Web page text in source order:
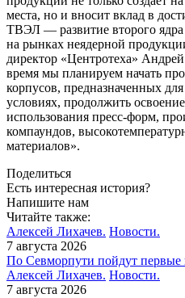
места, но и вносит вклад в
ТВЭЛ — развитие второго ядра
на рынках неядерной
директор «Центротеха»
время мы планируем начать
корпусов, предназначенных
условиях, продолжить
использования пресс-форм,
компаундов,
материалов».
Поделиться
Есть интересная история?
Напишите нам
Читайте также:
Алексей Лихачев. Новости.
7 августа 2026
По Севморпути пойдут первые
Алексей Лихачев. Новости.
7 августа 2026